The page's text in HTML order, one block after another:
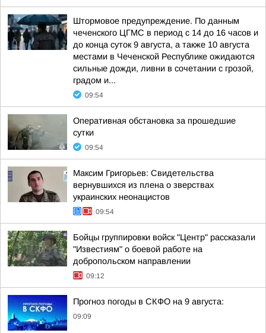
Штормовое предупреждение. По данным
чеченского ЦГМС в период с 14 до 16 часов и
до конца суток 9 августа, а также 10 августа
местами в Чеченской Республике ожидаются
сильные дожди, ливни в сочетании с грозой,
градом и...
09:54
Оперативная обстановка за прошедшие
сутки
09:54
Максим Григорьев: Свидетельства
вернувшихся из плена о зверствах
украинских неонацистов
09:54
Бойцы группировки войск "Центр" рассказали
"Известиям" о боевой работе на
добропольском направлении
09:12
Прогноз погоды в СКФО на 9 августа:
09:09